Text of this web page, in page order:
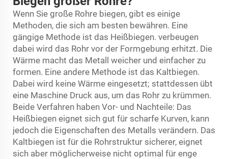
Wenn Sie große Rohre biegen, gibt es einige
Methoden, die sich am besten bewähren. Eine
gängige Methode ist das Heißbiegen. verbeugen
dabei wird das Rohr vor der Formgebung erhitzt. Die
Wärme macht das Metall weicher und einfacher zu
formen. Eine andere Methode ist das Kaltbiegen.
Dabei wird keine Wärme eingesetzt; stattdessen übt
eine Maschine Druck aus, um das Rohr zu krümmen.
Beide Verfahren haben Vor- und Nachteile: Das
Heißbiegen eignet sich gut für scharfe Kurven, kann
jedoch die Eigenschaften des Metalls verändern. Das
Kaltbiegen ist für die Rohrstruktur sicherer, eignet
sich aber möglicherweise nicht optimal für enge